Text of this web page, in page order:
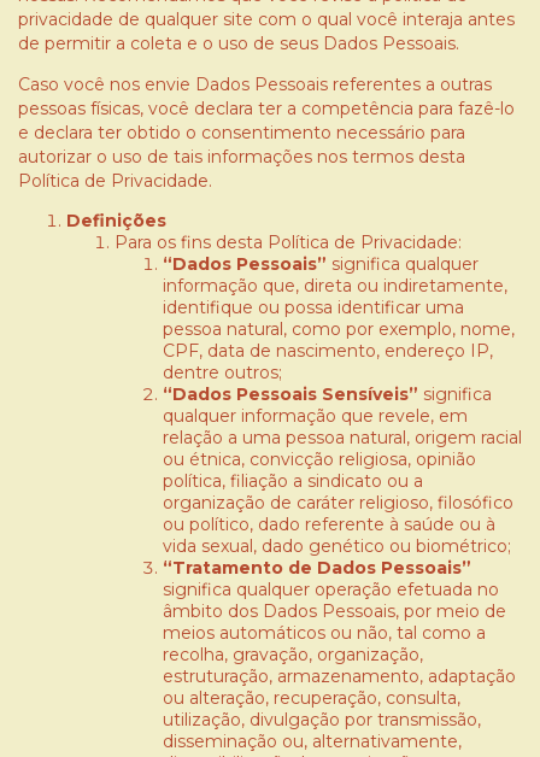
privacidade de qualquer site com o qual você interaja antes
de permitir a coleta e o uso de seus Dados Pessoais.
Caso você nos envie Dados Pessoais referentes a outras
pessoas físicas, você declara ter a competência para fazê-lo
e declara ter obtido o consentimento necessário para
autorizar o uso de tais informações nos termos desta
Política de Privacidade.
Definições
Para os fins desta Política de Privacidade:
“Dados Pessoais” significa qualquer
informação que, direta ou indiretamente,
identifique ou possa identificar uma
pessoa natural, como por exemplo, nome,
CPF, data de nascimento, endereço IP,
dentre outros;
“Dados Pessoais Sensíveis” significa
qualquer informação que revele, em
relação a uma pessoa natural, origem racial
ou étnica, convicção religiosa, opinião
política, filiação a sindicato ou a
organização de caráter religioso, filosófico
ou político, dado referente à saúde ou à
vida sexual, dado genético ou biométrico;
“Tratamento de Dados Pessoais”
significa qualquer operação efetuada no
âmbito dos Dados Pessoais, por meio de
meios automáticos ou não, tal como a
recolha, gravação, organização,
estruturação, armazenamento, adaptação
ou alteração, recuperação, consulta,
utilização, divulgação por transmissão,
disseminação ou, alternativamente,